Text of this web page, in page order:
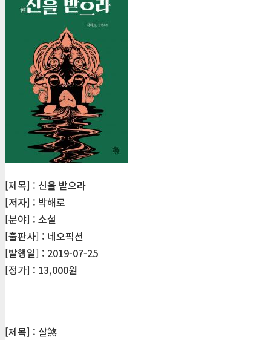
[제목] : 신을 받으라
[저자] : 박해로
[분야] : 소설
[출판사] : 네오픽션
[발행일] : 2019-07-25
[정가] : 13,000원
[제목] : 살煞